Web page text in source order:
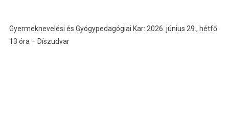
Gyermeknevelési és Gyógypedagógiai Kar: 2026. június 29., hétfő
13 óra – Díszudvar